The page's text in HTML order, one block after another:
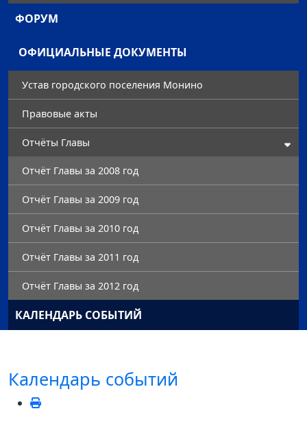
ФОРУМ
ОФИЦИАЛЬНЫЕ ДОКУМЕНТЫ
Устав городского поселения Монино
Правовые акты
Отчёты Главы
Отчёт Главы за 2008 год
Отчёт Главы за 2009 год
Отчёт Главы за 2010 год
Отчёт Главы за 2011 год
Отчёт Главы за 2012 год
КАЛЕНДАРЬ СОБЫТИЙ
Календарь событий